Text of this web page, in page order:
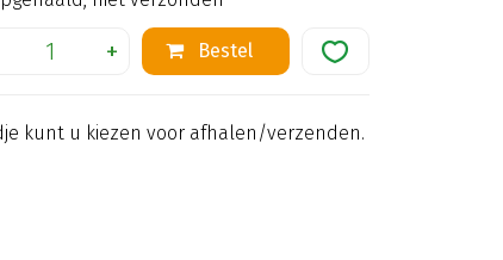
kunt u kiezen voor afhalen/verzenden.